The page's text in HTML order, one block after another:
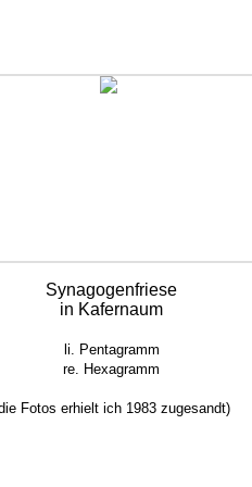
Synagogenfriese
in Kafernaum
li. Pentagramm
re. Hexagramm
Fotos erhielt ich 1983 zugesandt)